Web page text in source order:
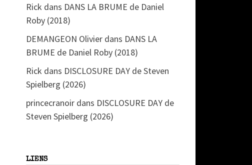
Rick dans DANS LA BRUME de Daniel
Roby (2018)
DEMANGEON Olivier dans DANS LA
BRUME de Daniel Roby (2018)
Rick dans DISCLOSURE DAY de Steven
Spielberg (2026)
princecranoir dans DISCLOSURE DAY de
Steven Spielberg (2026)
LIENS